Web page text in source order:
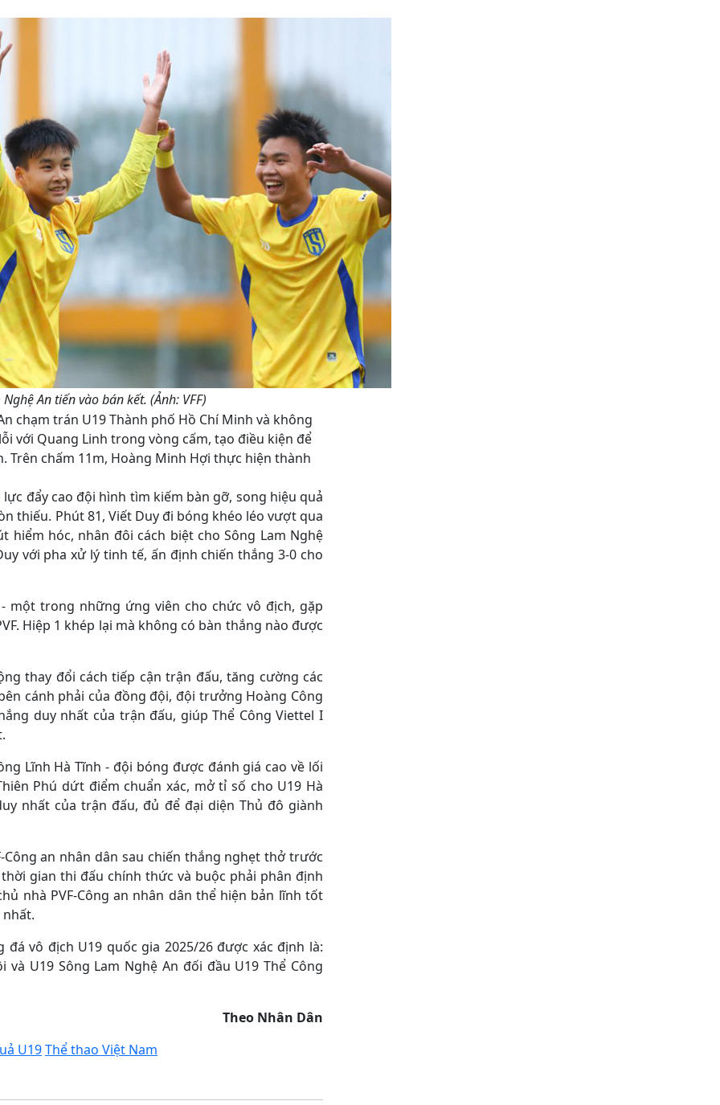
An tiến vào bán kết. (Ảnh: VFF)
chạm trán U19 Thành phố Hồ Chí Minh và không
với Quang Linh trong vòng cấm, tạo điều kiện để
chấm 11m, Hoàng Minh Hợi thực hiện thành
đẩy cao đội hình tìm kiếm bàn gỡ, song hiệu quả
thiếu. Phút 81, Viết Duy đi bóng khéo léo vượt qua
hóc, nhân đôi cách biệt cho Sông Lam Nghệ
với pha xử lý tinh tế, ấn định chiến thắng 3-0 cho
một trong những ứng viên cho chức vô địch, gặp
Hiệp 1 khép lại mà không có bàn thắng nào được
thay đổi cách tiếp cận trận đấu, tăng cường các
cánh phải của đồng đội, đội trưởng Hoàng Công
duy nhất của trận đấu, giúp Thể Công Viettel I
Lĩnh Hà Tĩnh - đội bóng được đánh giá cao về lối
Phú dứt điểm chuẩn xác, mở tỉ số cho U19 Hà
nhất của trận đấu, đủ để đại diện Thủ đô giành
Công an nhân dân sau chiến thắng nghẹt thở trước
gian thi đấu chính thức và buộc phải phân định
nhà PVF-Công an nhân dân thể hiện bản lĩnh tốt
vô địch U19 quốc gia 2025/26 được xác định là:
và U19 Sông Lam Nghệ An đối đầu U19 Thể Công
Theo Nhân Dân
U19Thể thao Việt Nam